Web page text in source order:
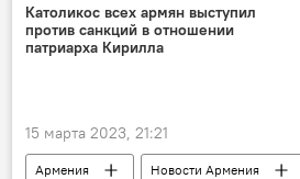
Католикос всех армян выступил
против санкций в отношении
патриарха Кирилла
15 марта 2023, 21:21
Армения
Новости Армения